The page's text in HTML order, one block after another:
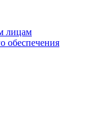
лицам
обеспечения